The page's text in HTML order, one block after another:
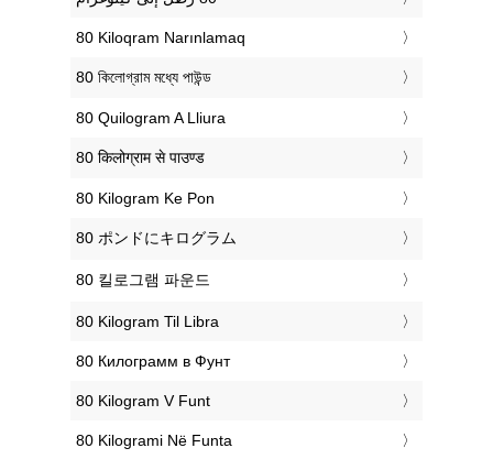
‎80 Kiloqram Narınlamaq
‎80 কিলোগ্রাম মধ্যে পাউন্ড
‎80 Quilogram A Lliura
‎80 किलोग्राम से पाउण्ड
‎80 Kilogram Ke Pon
‎80 ポンドにキログラム
‎80 킬로그램 파운드
‎80 Kilogram Til Libra
‎80 Килограмм в Фунт
‎80 Kilogram V Funt
‎80 Kilogrami Në Funta